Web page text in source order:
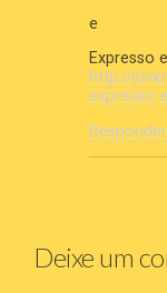
e
Expresso
http://
expresso-
Responder
Deixe um